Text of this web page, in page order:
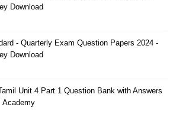
Download
- Quarterly Exam Question Papers 2024 -
Download
Unit 4 Part 1 Question Bank with Answers
Academy